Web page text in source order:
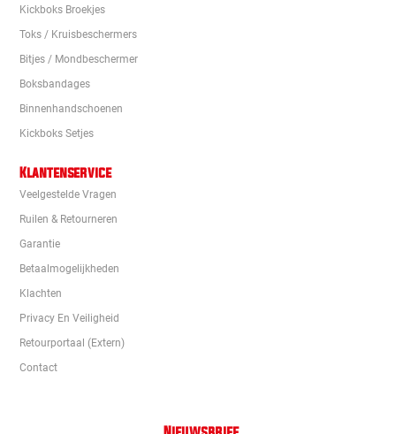
Kickboks Broekjes
Toks / Kruisbeschermers
Bitjes / Mondbeschermer
Boksbandages
Binnenhandschoenen
Kickboks Setjes
Klantenservice
Veelgestelde Vragen
Ruilen & Retourneren
Garantie
Betaalmogelijkheden
Klachten
Privacy En Veiligheid
Retourportaal (extern)
Contact